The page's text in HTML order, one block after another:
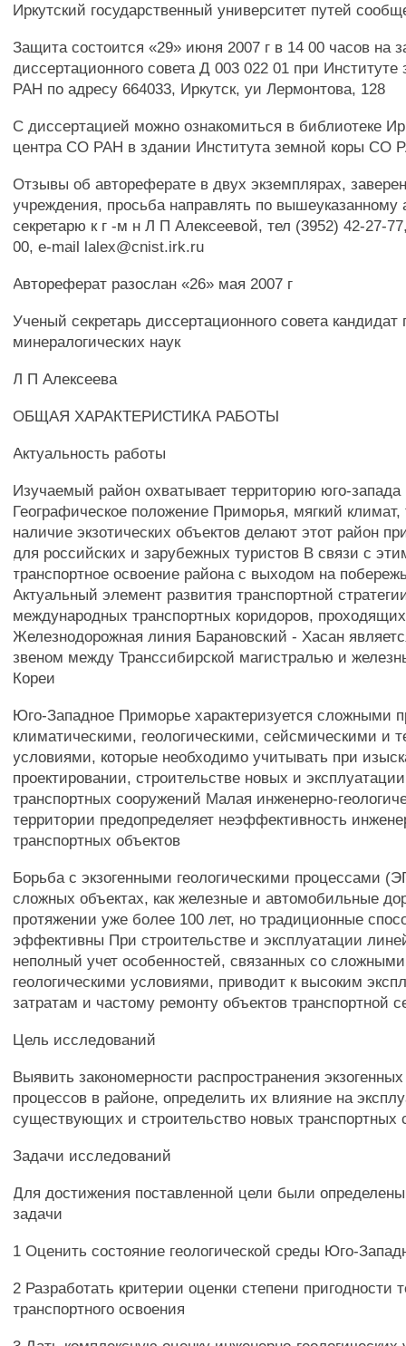
Иркутский государственный университет путей
Защита состоится «29» июня 2007 г в 14 00 часов на
диссертационного совета Д 003 022 01 при
РАН по адресу 664033, Иркутск, уи Лермонтова, 128
С диссертацией можно ознакомиться в библиотеке
центра СО РАН в здании Института земной коры СО
Отзывы об автореферате в двух экземплярах,
учреждения, просьба направлять по вышеуказанному
секретарю к г -м н Л П Алексеевой, тел (3952) 42-27-
00, e-mail lalex@cnist.irk.ru
Автореферат разослан «26» мая 2007 г
Ученый секретарь диссертационного совета кандидат
минералогических наук
Л П Алексеева
ОБЩАЯ ХАРАКТЕРИСТИКА РАБОТЫ
Актуальность работы
Изучаемый район охватывает территорию юго-запада
Географическое положение Приморья, мягкий
наличие экзотических объектов делают этот район
для российских и зарубежных туристов В связи с
транспортное освоение района с выходом на
Актуальный элемент развития транспортной
международных транспортных коридоров,
Железнодорожная линия Барановский - Хасан
звеном между Транссибирской магистралью и
Кореи
Юго-Западное Приморье характеризуется сложными
климатическими, геологическими, сейсмическими и
условиями, которые необходимо учитывать при
проектировании, строительстве новых и
транспортных сооружений Малая инженерно-
территории предопределяет неэффективность
транспортных объектов
Борьба с экзогенными геологическими процессами
сложных объектах, как железные и автомобильные
протяжении уже более 100 лет, но традиционные
эффективны При строительстве и эксплуатации
неполный учет особенностей, связанных со
геологическими условиями, приводит к высоким
затратам и частому ремонту объектов транспортной
Цель исследований
Выявить закономерности распространения экзогенных
процессов в районе, определить их влияние на
существующих и строительство новых транспортных
Задачи исследований
Для достижения поставленной цели были
задачи
1 Оценить состояние геологической среды Юго-
2 Разработать критерии оценки степени пригодности
транспортного освоения